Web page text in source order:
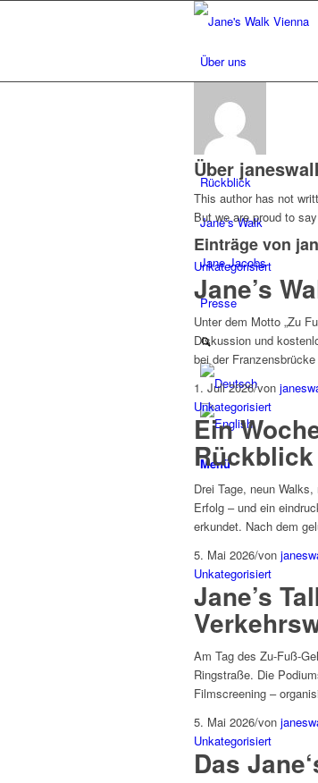
Über uns
Blog
Walks
Rückblick
Jane’s Walk
Jane Jacobs
Presse
Menü
Über
This author has not
But we are proud to
Einträge von
Unkategorisiert
Jane’s
Unter dem Motto „Zu
Diskussion und
bei der
1. Juli 2026/von
Unkategorisiert
Ein
Rückblick
Drei Tage, neun
Erfolg – und ein
erkundet. Nach dem
5. Mai 2026/von
Unkategorisiert
Jane’s
Am Tag des Zu-Fuß-
Ringstraße. Die
Filmscreening –
5. Mai 2026/von
Unkategorisiert
Das